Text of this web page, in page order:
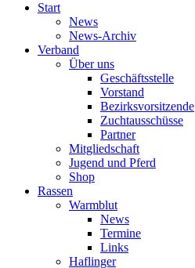
Start
News
News-Archiv
Verband
Über uns
Geschäftsstelle
Vorstand
Bezirksvorsitzende
Zuchtausschüsse
Partner
Mitgliedschaft
Jugend und Pferd
Shop
Rassen
Warmblut
News
Termine
Links
Haflinger